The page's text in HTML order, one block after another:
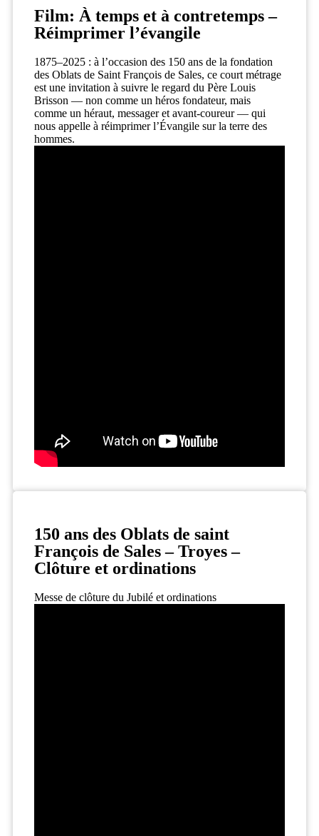
Film: À temps et à contretemps –
Réimprimer l’évangile
1875–2025 : à l’occasion des 150 ans de la fondation
des Oblats de Saint François de Sales, ce court métrage
est une invitation à suivre le regard du Père Louis
Brisson — non comme un héros fondateur, mais
comme un héraut, messager et avant-coureur — qui
nous appelle à réimprimer l’Évangile sur la terre des
hommes.
150 ans des Oblats de saint
François de Sales – Troyes –
Clôture et ordinations
Messe de clôture du Jubilé et ordinations